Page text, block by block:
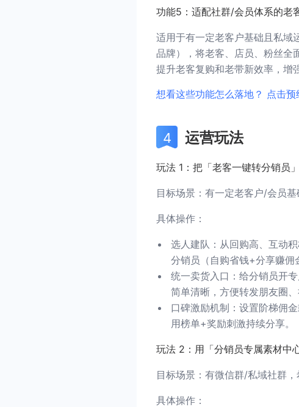
功能5：适配社群/会员体系的老
适用于有一定老客户基础且私域
品牌），将老客、店员、粉丝全
提升老客复购和老带新效率，增
想看这些功能怎么落地？ 点击
运营玩法
玩法 1：把「老客一键转分销员
目标场景：有一定老客户/会员
具体操作：
选人建队：从回购高、互动
分销员（自购省钱+分享赚佣
统一卖货入口：给分销员开
简单清晰，方便转发朋友圈、
口碑激励机制：设置阶梯佣
用榜单+奖励刺激持续分享。
玩法 2：用「分销员专属素材中
目标场景：有微信群/私域社群
具体操作：